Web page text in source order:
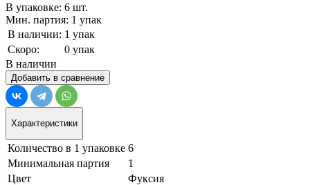
В упаковке: 6 шт.
Мин. партия: 1 упак
В наличии: 1 упак
Скоро:
0 упак
В наличии
Добавить в сравнение
Характеристики
Количество в 1 упаковке 6
Минимальная партия
1
Цвет
Фуксия